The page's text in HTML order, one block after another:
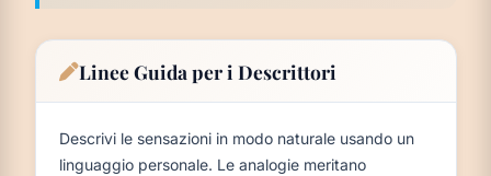
Linee Guida per i Descrittori
Descrivi le sensazioni in modo naturale usando un
linguaggio personale. Le analogie meritano